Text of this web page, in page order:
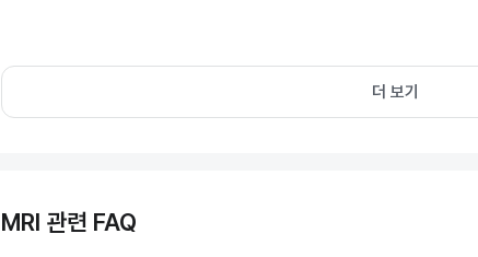
더 보기
MRI 관련 FAQ